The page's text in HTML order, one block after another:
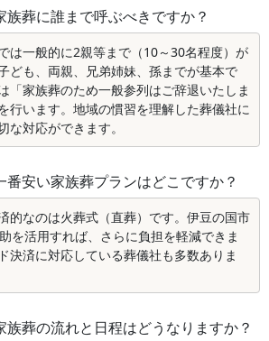
族葬に誰まで呼ぶべきですか？
は一般的に2親等まで（10～30名程度）が
ども、両親、兄弟姉妹、孫までが基本で
「家族葬のため一般参列はご辞退いたしま
行います。地域の慣習を理解した葬儀社に
な対応ができます。
番安い家族葬プランはどこですか？
的なのは火葬式（直葬）です。伊豆の国市
を活用すれば、さらに負担を軽減できま
決済に対応している葬儀社も多数ありま
族葬の流れと日程はどうなりますか？